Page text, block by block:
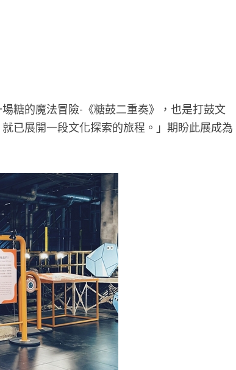
糖的魔法冒險-《糖鼓二重奏》，也是打鼓文
已展開一段文化探索的旅程。」期盼此展成為